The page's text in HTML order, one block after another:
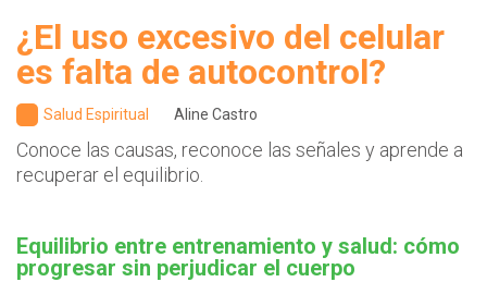
¿El uso excesivo del celular
es falta de autocontrol?
Salud Espiritual Aline Castro
Conoce las causas, reconoce las señales y aprende a
recuperar el equilibrio.
Equilibrio entre entrenamiento y salud: cómo
progresar sin perjudicar el cuerpo